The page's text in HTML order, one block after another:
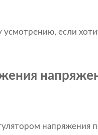
усмотрению, если
напряжения